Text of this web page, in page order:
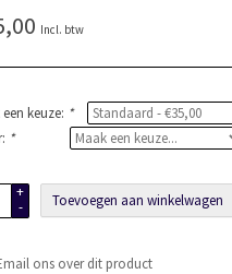
Incl. btw
keuze: *
*
+
-
Toevoegen aan winkelwagen
ons over dit product